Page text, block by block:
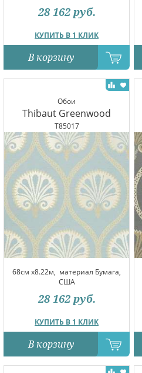
КУПИТЬ В 1 КЛИК
28 162 руб.
В корзину
Обои
Thibaut Greenwood
T85017
68см x8.22м, материал Бумага,
США
КУПИТЬ В 1 КЛИК
28 162 руб.
В корзину